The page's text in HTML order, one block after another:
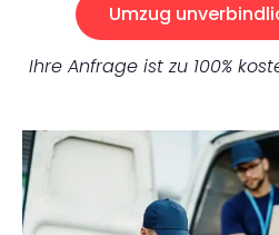
Umzug
Ihre Anfrage ist zu 100%